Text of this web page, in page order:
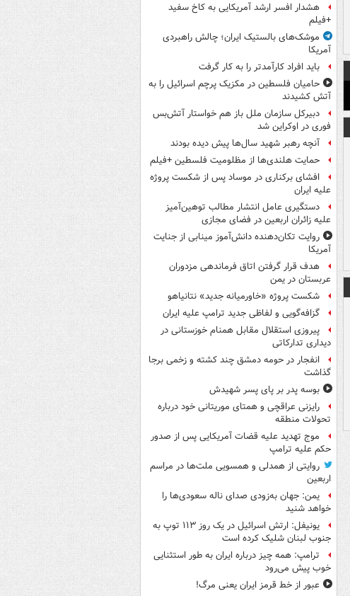
هشدار افسر ارشد آمریکایی به کاخ سفید
+فیلم
موشک‌های بالستیک ایران؛ چالش راهبردی
آمریکا
باید افراد کارآمدتر را به کار گرفت
حامیان فلسطین در مکزیک پرچم اسرائیل را به
آتش کشیدند
دبیرکل سازمان ملل باز هم خواستار آتش‌بس
فوری در اوکراین شد
آنچه رهبر شهید سال‌ها پیش دیده بودند
حمایت هلندی‌ها از مظلومیت فلسطین +فیلم
افشای برکناری در موساد پس از شکست پروژه
علیه ایران
دستگیری عامل انتشار مطالب توهین‌آمیز
علیه زائران اربعین در فضای مجازی
روایت تکان‌دهنده دانش‌آموز مینابی از جنایت
آمریکا
هدف قرار گرفتن اتاق‌ فرماندهی مزدوران
عربستان در یمن
شکست پروژه «خاورمیانه جدید» نتانیاهو
گزافه‌گویی و لفاظی جدید ترامپ علیه ایران
پیروزی استقلال مقابل همنام خوزستانی در
دیداری تدارکاتی
انفجار در حومه دمشق چند کشته و زخمی برجا
گذاشت
بوسه‌ پدر بر پای پسر شهیدش
رایزنی عراقچی و همتای موریتانی خود درباره
تحولات منطقه
موج تهدید علیه قضات آمریکایی پس از صدور
حکم علیه ترامپ
روایتی از همدلی و همسویی ملت‌ها در مراسم
اربعین
یمن: جهان به‌زودی صدای ناله سعودی‌ها را
خواهد شنید
یونیفل: ارتش اسرائیل در یک روز ۱۱۳ توپ به
جنوب لبنان شلیک کرده است
ترامپ: همه چیز درباره ایران به طور استثنایی
خوب پیش می‌رود
عبور از خط قرمز ایران یعنی مرگ!